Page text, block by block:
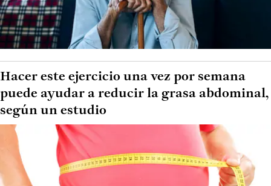
Hacer este ejercicio una vez por semana
puede ayudar a reducir la grasa abdominal,
según un estudio